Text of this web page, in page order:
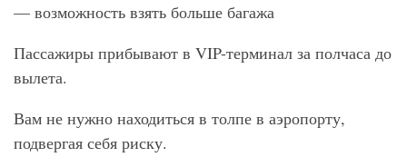
— возможность взять больше багажа
Пассажиры прибывают в VIP-терминал за полчаса до
вылета.
Вам не нужно находиться в толпе в аэропорту,
подвергая себя риску.